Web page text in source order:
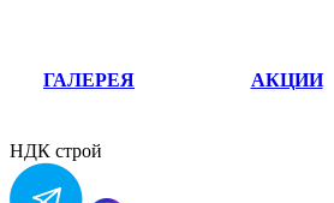
ГАЛЕРЕЯ АКЦИИ
НДК строй